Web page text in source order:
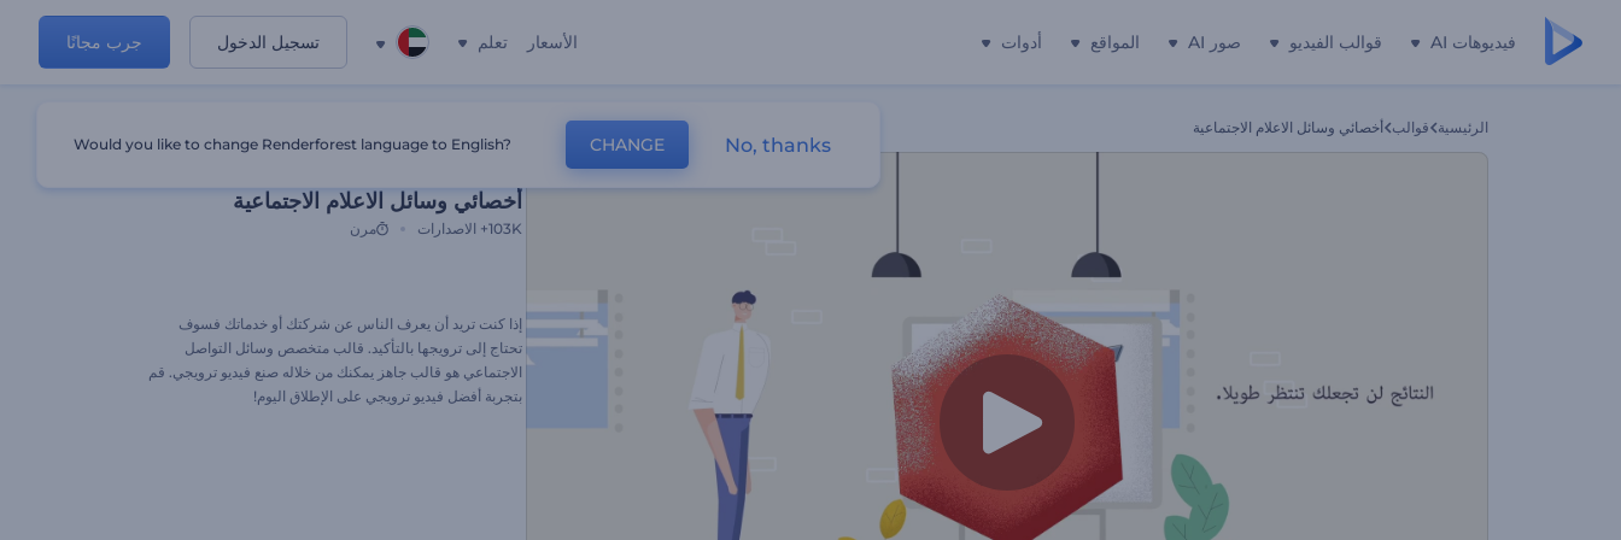
فيديوهات AI قوالب الفيديو صور AI المواقع أدوات الأسعار تعلم تسجيل الدخول جرب مجانًا
الرئيسية قوالب
أخصائي وسائل الاعلام الاجتماعية
أخصائي وسائل الاعلام الاجتماعية
103K+ الاصدارات مرن
إذا كنت تريد أن يعرف الناس عن شركتك أو خدماتك فسوف
تحتاج إلى ترويجها بالتأكيد. قالب متخصص وسائل التواصل
الاجتماعي هو قالب جاهز يمكنك من خلاله صنع فيديو ترويجي. قم
بتجربة أفضل فيديو ترويجي على الإطلاق اليوم!
Would you like to change Renderforest language to English? CHANGE No, thanks